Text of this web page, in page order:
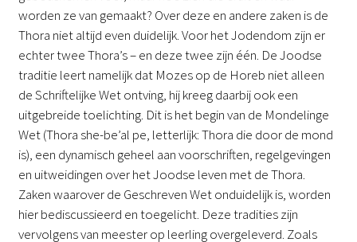
worden ze van gemaakt? Over deze en andere zaken is de
Thora niet altijd even duidelijk. Voor het Jodendom zijn er
echter twee Thora’s – en deze twee zijn één. De Joodse
traditie leert namelijk dat Mozes op de Horeb niet alleen
de Schriftelijke Wet ontving, hij kreeg daarbij ook een
uitgebreide toelichting. Dit is het begin van de Mondelinge
Wet (Thora she-be’al pe, letterlijk: Thora die door de mond
is), een dynamisch geheel aan voorschriften, regelgevingen
en uitweidingen over het Joodse leven met de Thora.
Zaken waarover de Geschreven Wet onduidelijk is, worden
hier bediscussieerd en toegelicht. Deze tradities zijn
vervolgens van meester op leerling overgeleverd. Zoals